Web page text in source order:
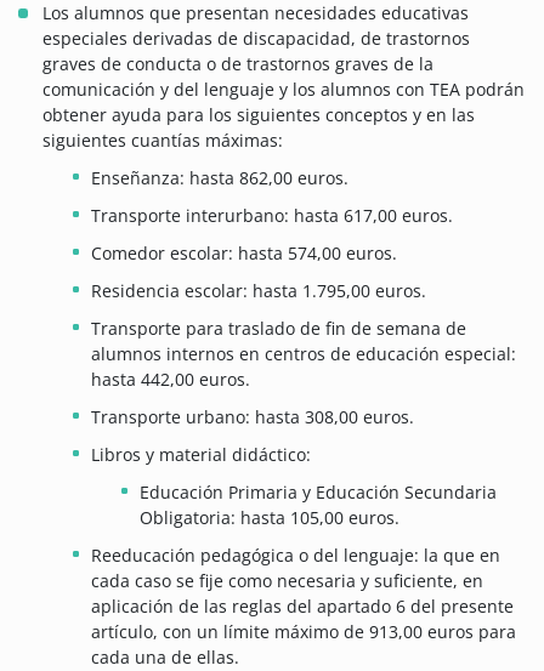
Los alumnos que presentan necesidades educativas
especiales derivadas de discapacidad, de trastornos
graves de conducta o de trastornos graves de la
comunicación y del lenguaje y los alumnos con TEA podrán
obtener ayuda para los siguientes conceptos y en las
siguientes cuantías máximas:
Enseñanza: hasta 862,00 euros.
Transporte interurbano: hasta 617,00 euros.
Comedor escolar: hasta 574,00 euros.
Residencia escolar: hasta 1.795,00 euros.
Transporte para traslado de fin de semana de
alumnos internos en centros de educación especial:
hasta 442,00 euros.
Transporte urbano: hasta 308,00 euros.
Libros y material didáctico:
Educación Primaria y Educación Secundaria
Obligatoria: hasta 105,00 euros.
Reeducación pedagógica o del lenguaje: la que en
cada caso se fije como necesaria y suficiente, en
aplicación de las reglas del apartado 6 del presente
artículo, con un límite máximo de 913,00 euros para
cada una de ellas.